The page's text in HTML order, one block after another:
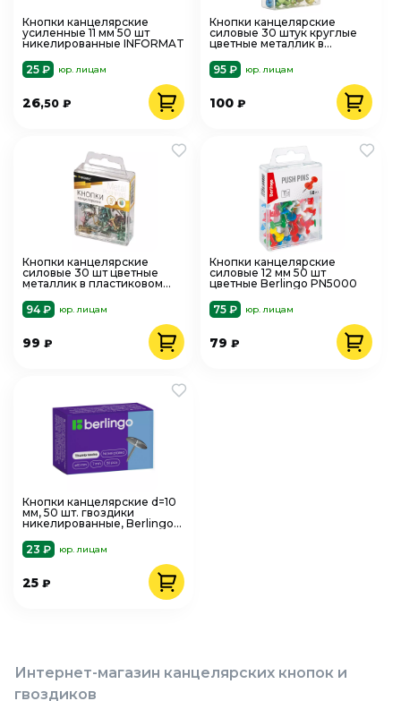
Кнопки канцелярские
усиленные 11 мм 50 шт
никелированные INFORMAT
25 ₽
юр. лицам
26,50 ₽
Кнопки канцелярские
силовые 30 штук круглые
цветные металлик в
INFORMAT
95 ₽ юр. лицам
100₽
Кнопки канцелярские
силовые 30 шт цветные
металлик в пластиковом
94 ₽
юр. лицам
99 ₽
Кнопки канцелярские
силовые 12 мм 50 шт
цветные Berlingo PN5000
75 ₽
юр. лицам
79₽
Кнопки канцелярские d=10
мм, 50 шт. гвоздики
никелированные, Berlingo
23 ₽
юр. лицам
25 ₽
Интернет-магазин канцелярских кнопок и
гвоздиков